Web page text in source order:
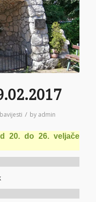
/ by admin
20. do 26. veljače